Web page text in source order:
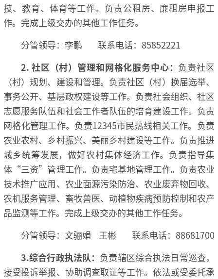
技、教育、体育等工作。负责公租房、廉租房申报工
作。完成上级交办的其他工作任务。
分管领导：李鹏 联系电话：85852221
2. 社区（村）管理和网格化服务中心： 负责社区
（村）规划、建设和管理。负责社区（村）换届选举、
事务公开、基层政权建设等工作。负责社会组织、社区
志愿服务队伍和社会工作者队伍的培育建设工作。负责
网格化管理工作。负责12345市民热线相关工作。负责
农业农村、乡村振兴、美丽乡村建设等工作。负责推进
城乡统筹发展，做好农村集体经济工作。负责指导集
体“三资”管理工作。负责宅基地管理工作。负责农业
技术推广应用、农业面源污染防治、农业废弃物回收、
农机服务管理、畜牧兽医、动植物疾病预防控制和农产
品监测等工作。完成上级交办的其他工作任务。
分管领导：文骊娟 王彬 联系电话：88681700
3.综合行政执法队： 负责辖区综合执法日常巡查，
接受投诉举报、协助调查取证等工作。依法或受委托承